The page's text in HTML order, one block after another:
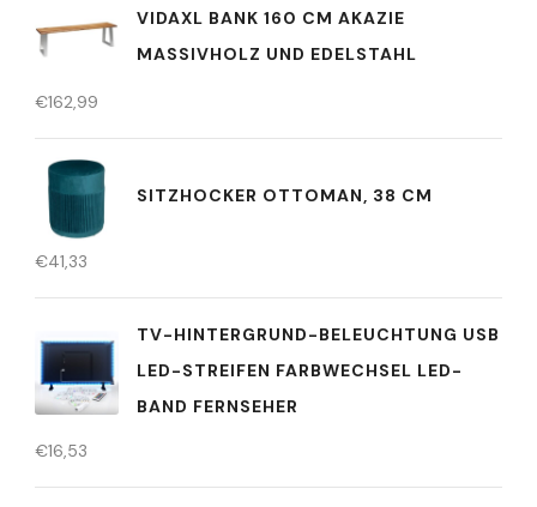
VIDAXL BANK 160 CM AKAZIE
MASSIVHOLZ UND EDELSTAHL
€162,99
SITZHOCKER OTTOMAN, 38 CM
€41,33
TV-HINTERGRUND-BELEUCHTUNG USB
LED-STREIFEN FARBWECHSEL LED-
BAND FERNSEHER
€16,53